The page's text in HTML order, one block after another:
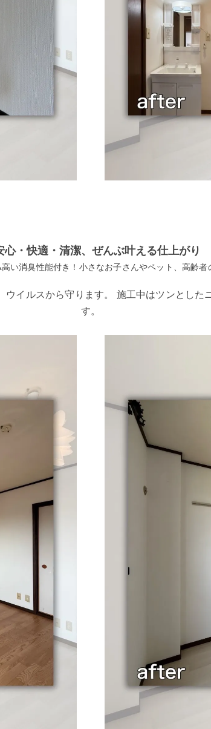
心・快適・清潔、ぜんぶ叶える仕上がり
い消臭性能付き！小さなお子さんやペット、高齢者
イルスから守ります。 施工中はツンとし
す。